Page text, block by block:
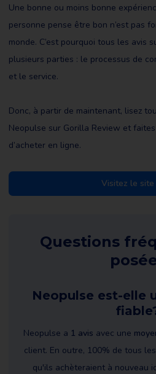
Une bonne ou moins bonne
personne pense être bon n’est pas
monde. C’est pourquoi tous les avis
plusieurs parties : le processus de
et le service.
Donc, à partir de maintenant, lisez
Neopulse sur Gorilla Review et
d’acheter en ligne.
Visitez le
Questions
Neopulse est-elle
Neopulse a 1 avis avec une
client. En outre, 100% de tous
qu'ils achèteraient à nouveau